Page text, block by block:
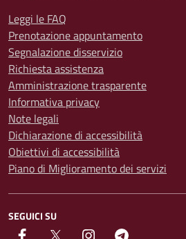
Leggi le FAQ
Prenotazione appuntamento
Segnalazione disservizio
Richiesta assistenza
Amministrazione trasparente
Informativa privacy
Note legali
Dichiarazione di accessibilità
Obiettivi di accessibilità
Piano di Miglioramento dei servizi
SEGUICI SU
facebook Twitter instagram